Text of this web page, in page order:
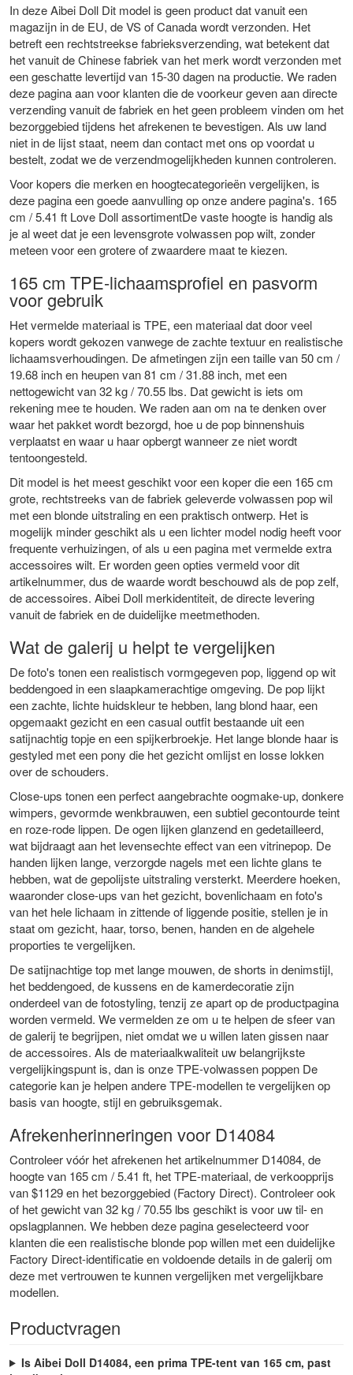
In deze Aibei Doll Dit model is geen product dat vanuit een
magazijn in de EU, de VS of Canada wordt verzonden. Het
betreft een rechtstreekse fabrieksverzending, wat betekent dat
het vanuit de Chinese fabriek van het merk wordt verzonden met
een geschatte levertijd van 15-30 dagen na productie. We raden
deze pagina aan voor klanten die de voorkeur geven aan directe
verzending vanuit de fabriek en het geen probleem vinden om het
bezorggebied tijdens het afrekenen te bevestigen. Als uw land
niet in de lijst staat, neem dan contact met ons op voordat u
bestelt, zodat we de verzendmogelijkheden kunnen controleren.
Voor kopers die merken en hoogtecategorieën vergelijken, is
deze pagina een goede aanvulling op onze andere pagina's. 165
cm / 5.41 ft Love Doll assortimentDe vaste hoogte is handig als
je al weet dat je een levensgrote volwassen pop wilt, zonder
meteen voor een grotere of zwaardere maat te kiezen.
165 cm TPE-lichaamsprofiel en pasvorm
voor gebruik
Het vermelde materiaal is TPE, een materiaal dat door veel
kopers wordt gekozen vanwege de zachte textuur en realistische
lichaamsverhoudingen. De afmetingen zijn een taille van 50 cm /
19.68 inch en heupen van 81 cm / 31.88 inch, met een
nettogewicht van 32 kg / 70.55 lbs. Dat gewicht is iets om
rekening mee te houden. We raden aan om na te denken over
waar het pakket wordt bezorgd, hoe u de pop binnenshuis
verplaatst en waar u haar opbergt wanneer ze niet wordt
tentoongesteld.
Dit model is het meest geschikt voor een koper die een 165 cm
grote, rechtstreeks van de fabriek geleverde volwassen pop wil
met een blonde uitstraling en een praktisch ontwerp. Het is
mogelijk minder geschikt als u een lichter model nodig heeft voor
frequente verhuizingen, of als u een pagina met vermelde extra
accessoires wilt. Er worden geen opties vermeld voor dit
artikelnummer, dus de waarde wordt beschouwd als de pop zelf,
de accessoires. Aibei Doll merkidentiteit, de directe levering
vanuit de fabriek en de duidelijke meetmethoden.
Wat de galerij u helpt te vergelijken
De foto's tonen een realistisch vormgegeven pop, liggend op wit
beddengoed in een slaapkamerachtige omgeving. De pop lijkt
een zachte, lichte huidskleur te hebben, lang blond haar, een
opgemaakt gezicht en een casual outfit bestaande uit een
satijnachtig topje en een spijkerbroekje. Het lange blonde haar is
gestyled met een pony die het gezicht omlijst en losse lokken
over de schouders.
Close-ups tonen een perfect aangebrachte oogmake-up, donkere
wimpers, gevormde wenkbrauwen, een subtiel gecontourde teint
en roze-rode lippen. De ogen lijken glanzend en gedetailleerd,
wat bijdraagt ​​aan het levensechte effect van een vitrinepop. De
handen lijken lange, verzorgde nagels met een lichte glans te
hebben, wat de gepolijste uitstraling versterkt. Meerdere hoeken,
waaronder close-ups van het gezicht, bovenlichaam en foto's
van het hele lichaam in zittende of liggende positie, stellen je in
staat om gezicht, haar, torso, benen, handen en de algehele
proporties te vergelijken.
De satijnachtige top met lange mouwen, de shorts in denimstijl,
het beddengoed, de kussens en de kamerdecoratie zijn
onderdeel van de fotostyling, tenzij ze apart op de productpagina
worden vermeld. We vermelden ze om u te helpen de sfeer van
de galerij te begrijpen, niet omdat we u willen laten gissen naar
de accessoires. Als de materiaalkwaliteit uw belangrijkste
vergelijkingspunt is, dan is onzeTPE-volwassen poppen De
categorie kan je helpen andere TPE-modellen te vergelijken op
basis van hoogte, stijl en gebruiksgemak.
Afrekenherinneringen voor D14084
Controleer vóór het afrekenen het artikelnummer D14084, de
hoogte van 165 cm / 5.41 ft, het TPE-materiaal, de verkoopprijs
van $1129 en het bezorggebied (Factory Direct). Controleer ook
of het gewicht van 32 kg / 70.55 lbs geschikt is voor uw til- en
opslagplannen. We hebben deze pagina geselecteerd voor
klanten die een realistische blonde pop willen met een duidelijke
Factory Direct-identificatie en voldoende details in de galerij om
deze met vertrouwen te kunnen vergelijken met vergelijkbare
modellen.
Productvragen
Is Aibei Doll D14084, een prima TPE-tent van 165 cm, past